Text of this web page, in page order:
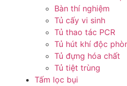
Bàn thí nghiệm
Tủ cấy vi sinh
Tủ thao tác PCR
Tủ hút khí độc
Tủ đựng hóa chất
Tủ tiệt trùng
Tấm lọc bụi